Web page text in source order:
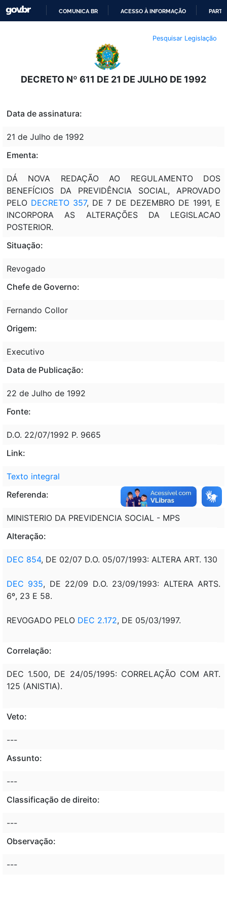
O
CONTEÚDO
COMUNICA BR ACESSO À INFORMAÇÃO
Pesquisar Legislação
DECRETO Nº 611 DE 21 DE JULHO DE 1992
Data de assinatura:
21 de Julho de 1992
Ementa:
DÁ NOVA REDAÇÃO AO REGULAMENTO DOS
BENEFÍCIOS DA PREVIDÊNCIA SOCIAL, APROVADO
PELO DECRETO 357, DE 7 DE DEZEMBRO DE 1991, E
INCORPORA AS ALTERAÇÕES DA LEGISLACAO
POSTERIOR.
Situação:
Revogado
Chefe de Governo:
Fernando Collor
Origem:
Executivo
Data de Publicação:
22 de Julho de 1992
Fonte:
D.O. 22/07/1992 P. 9665
Link:
Texto integral
Referenda:
MINISTERIO DA PREVIDENCIA SOCIAL - MPS
Alteração:
DEC 854, DE 02/07 D.O. 05/07/1993: ALTERA ART. 130
DEC 935, DE 22/09 D.O. 23/09/1993: ALTERA ARTS.
6º, 23 E 58.
REVOGADO PELO DEC 2.172, DE 05/03/1997.
Correlação:
DEC 1.500, DE 24/05/1995: CORRELAÇÃO COM ART.
125 (ANISTIA).
Veto:
---
Assunto:
---
Classificação de direito:
---
Observação:
---